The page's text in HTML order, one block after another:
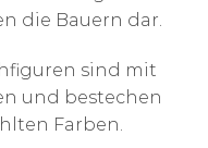
die Bauern dar.
sind mit
und bestechen
Farben.